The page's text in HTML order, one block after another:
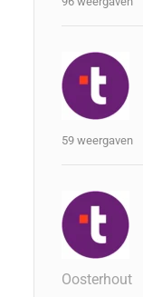
59 weergaven
Oosterhout